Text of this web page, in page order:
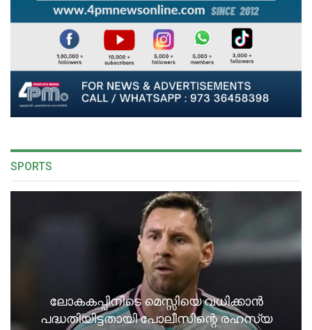
SPORTS
ലോകകപ്പിനിടെ മെസ്സിയെ വധിക്കാൻ
പദ്ധതിയിട്ടതായി പോലീസിന്റെ രഹസ്യ